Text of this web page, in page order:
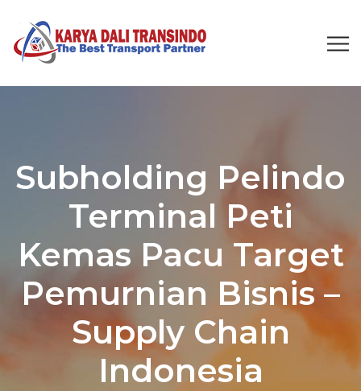
Subholding Pelindo
Terminal Peti
Kemas Pacu Target
Pemurnian Bisnis –
Supply Chain
Indonesia